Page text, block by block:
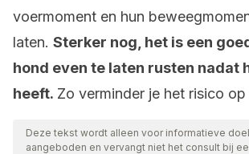
voermoment en hun
laten. Sterker nog, het is een
hond even te laten rusten nadat
heeft. Zo verminder je het risico op
Deze tekst wordt alleen voor informatieve
aangeboden en vervangt niet het consult bij